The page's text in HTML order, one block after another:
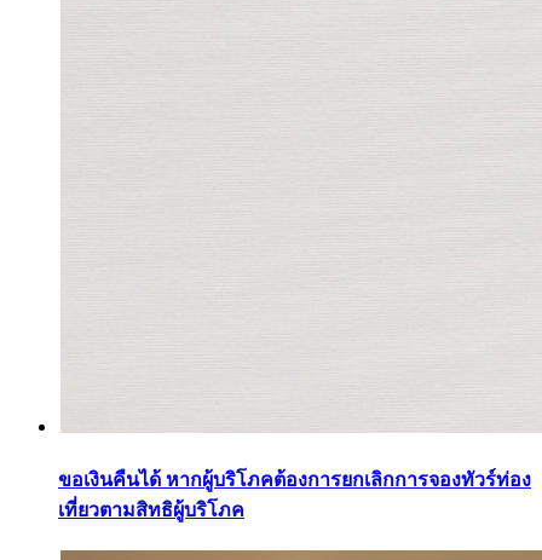
ขอเงินคืนได้ หากผู้บริโภคต้องการยกเลิกการจองทัวร์ท่อง
เที่ยวตามสิทธิผู้บริโภค